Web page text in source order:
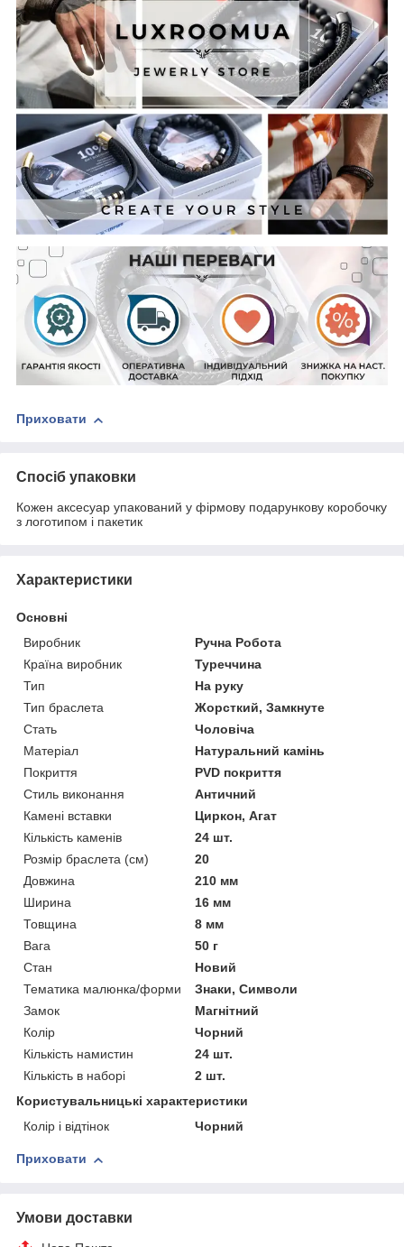
Приховати
Спосіб упаковки
Кожен аксесуар упакований у фірмову подарункову коробочку
з логотипом і пакетик
Характеристики
Основні
Виробник
Ручна Робота
Країна виробник
Туреччина
Тип
На руку
Тип браслета
Жорсткий, Замкнуте
Стать
Чоловіча
Матеріал
Натуральний камінь
Покриття
PVD покриття
Стиль виконання
Античний
Камені вставки
Циркон, Агат
Кількість каменів
24 шт.
Розмір браслета (см)
20
Довжина
210 мм
Ширина
16 мм
Товщина
8 мм
Вага
50 г
Стан
Новий
Тематика малюнка/форми
Знаки, Символи
Замок
Магнітний
Колір
Чорний
Кількість намистин
24 шт.
Кількість в наборі
2 шт.
Користувальницькі характеристики
Колір і відтінок
Чорний
Приховати
Умови доставки